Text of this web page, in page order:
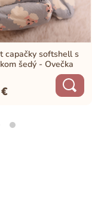
capačky softshell s
šedý - Ovečka
€